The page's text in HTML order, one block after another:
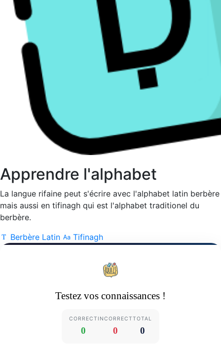
Apprendre l'alphabet
La langue rifaine peut s'écrire avec l'alphabet latin berbère
mais aussi en tifinagh qui est l'alphabet traditionel du
berbère.
Berbère Latin
Tifinagh
Testez vos connaissances !
CORRECT
0
INCORRECT
0
TOTAL
0